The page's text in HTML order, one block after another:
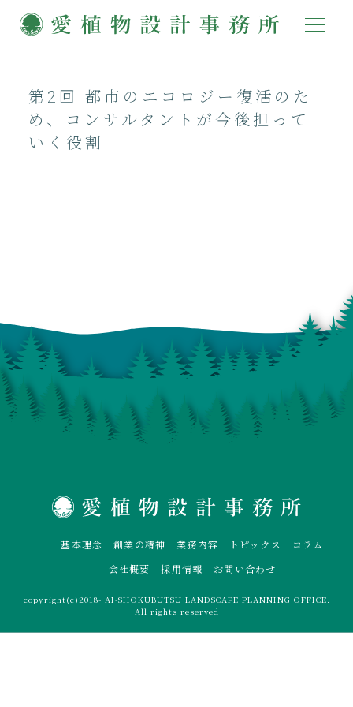
第2回 都市のエコロジー復活のた
め、コンサルタントが今後担って
いく役割
基本理念 創業の精神 業務内容 トピックス
コラム
会社概要
採用情報 お問い合わせ
copyright(c)2018- AI-SHOKUBUTSU LANDSCAPE PLANNING OFFICE.
All rights reserved